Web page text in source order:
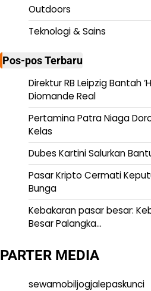
Outdoors
Teknologi & Sains
Pos-pos Terbaru
Direktur RB Leipzig Bantah
Diomande Real
Pertamina Patra Niaga
Kelas
Dubes Kartini Salurkan
Pasar Kripto Cermati
Bunga
Kebakaran pasar besar:
Besar Palangka…
PARTER MEDIA
sewamobiljogjalepaskunci